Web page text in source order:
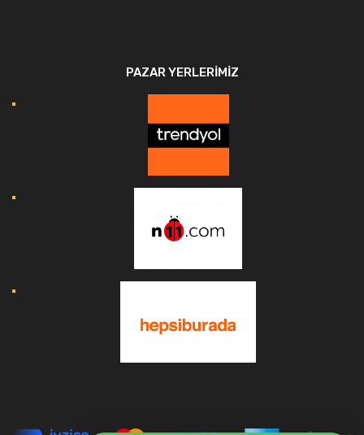
PAZAR YERLERIMIZ